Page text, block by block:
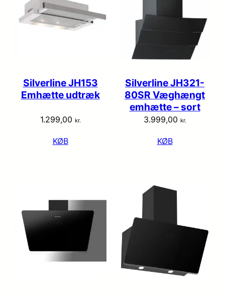
Silverline JH153
Emhætte udtræk
1.299,00 kr.
KØB
Silverline JH321-
80SR Væghængt
emhætte – sort
3.999,00 kr.
KØB